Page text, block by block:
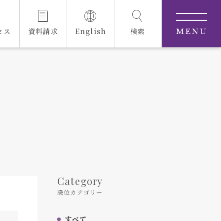
ス 資料請求 English 検索 MENU
Category
職位カテゴリー
すべて